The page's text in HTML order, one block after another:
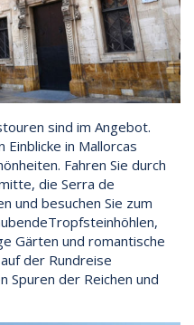
sind im Angebot.
in Mallorcas
Fahren Sie durch
die Serra de
und besuchen Sie zum
Gärten und romantische
der Rundreise
Spuren der Reichen und